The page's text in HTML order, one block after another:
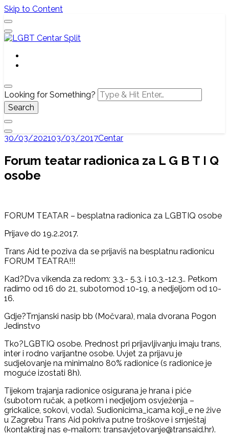
Skip to Content
LGBT Centar Split
Službena web stranica LGBT centra Split, Croatia
Looking for Something?
30/03/202103/03/2017Centar
Forum teatar radionica za L G B T I Q
osobe
FORUM TEATAR – besplatna radionica za LGBTIQ osobe
Prijave do 19.2.2017.
Trans Aid te poziva da se prijaviš na besplatnu radionicu
FORUM TEATRA!!!
Kad?Dva vikenda za redom: 3.3.- 5.3. i 10.3.-12.3.. Petkom
radimo od 16 do 21, subotomod 10-19, a nedjeljom od 10-
16.
Gdje?Trnjanski nasip bb (Močvara), mala dvorana Pogon
Jedinstvo
Tko?LGBTIQ osobe. Prednost pri prijavljivanju imaju trans,
inter i rodno varijantne osobe. Uvjet za prijavu je
sudjelovanje na minimalno 80% radionice (s radionice je
moguće izostati 8h).
Tijekom trajanja radionice osigurana je hrana i piće
(subotom ručak, a petkom i nedjeljom osvježenja –
grickalice, sokovi, voda). Sudionicima_icama koji_e ne žive
u Zagrebu Trans Aid pokriva putne troškove i smještaj
(kontaktiraj nas e-mailom: transavjetovanje@transaid.hr).